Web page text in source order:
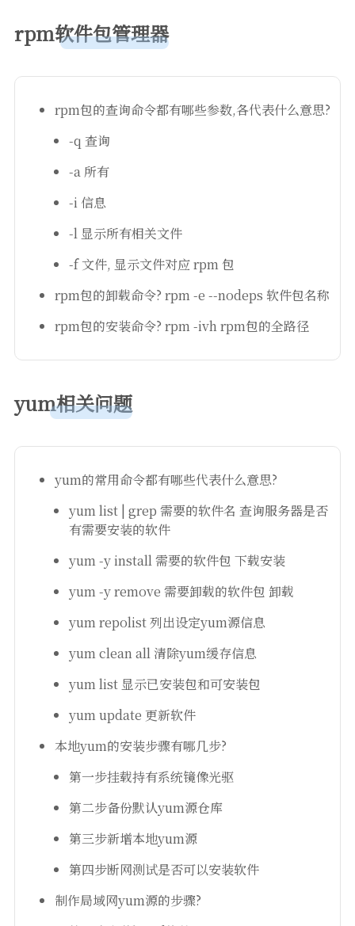
rpm软件包管理器
rpm包的查询命令都有哪些参数,各代表什么意思?
-q 查询
-a 所有
-i 信息
-l 显示所有相关文件
-f 文件, 显示文件对应 rpm 包
rpm包的卸载命令? rpm -e --nodeps 软件包名称
rpm包的安装命令? rpm -ivh rpm包的全路径
yum相关问题
yum的常用命令都有哪些代表什么意思?
yum list | grep 需要的软件名 查询服务器是否
有需要安装的软件
yum -y install 需要的软件包 下载安装
yum -y remove 需要卸载的软件包 卸载
yum repolist 列出设定yum源信息
yum clean all 清除yum缓存信息
yum list 显示已安装包和可安装包
yum update 更新软件
本地yum的安装步骤有哪几步?
第一步挂载持有系统镜像光驱
第二步备份默认yum源仓库
第三步新增本地yum源
第四步断网测试是否可以安装软件
制作局域网yum源的步骤?